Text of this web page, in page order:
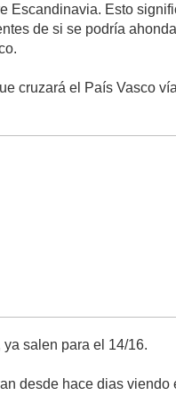
Escandinavia. Esto
de si se podría
cruzará el País Vasco
salen para el 14/16.
desde hace dias viendo